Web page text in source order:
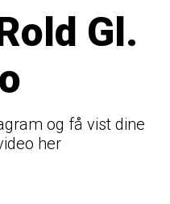
Gl.
og få vist dine
her